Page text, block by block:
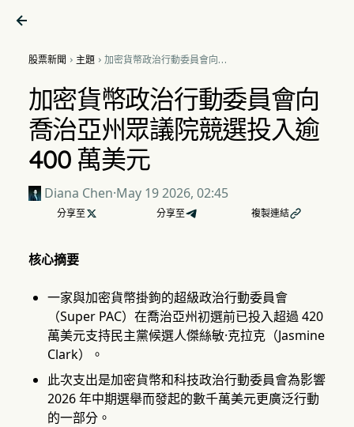

股票新聞  主題 加密貨幣政治行動委員會向喬
萬美元
加密貨幣政治行動委員會向
喬治亞州眾議院競選投入逾
400 萬美元
Diana Chen·May 19 2026, 02:45
分享至  分享至 複製連結
核心摘要
一家與加密貨幣掛鉤的超級政治行動委員會
（Super PAC）在喬治亞州初選前已投入超過 420
萬美元支持民主黨候選人傑絲敏·克拉克（Jasmine
Clark）。
此次支出是加密貨幣和科技政治行動委員會為影響
2026 年中期選舉而發起的數千萬美元更廣泛行動
的一部分。